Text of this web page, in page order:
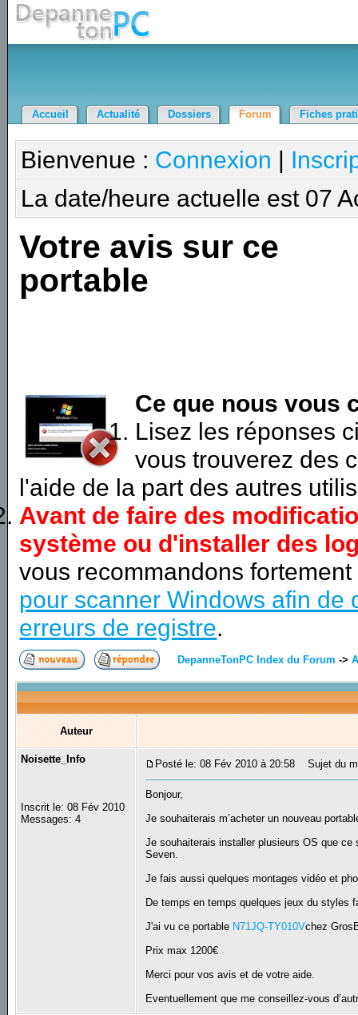
Accueil Actualité Dossiers Forum Fiches
Bienvenue : Connexion |
La date/heure actuelle est 07
Votre avis sur ce
portable
Ce que nous vous
Lisez les réponses
vous trouverez des
l'aide de la part des autres
Avant de faire des
système ou d'installer des
vous recommandons
pour scanner Windows afin de
erreurs de registre.
DepanneTonPC Index du Forum ->
Auteur
Noisette_Info
Inscrit le: 08 Fév 2010
Messages: 4
Posté le: 08 Fév 2010 à 20:58 Sujet du
Bonjour,
Je souhaiterais m’acheter un nouveau
Je souhaiterais installer plusieurs OS que ce
Seven.
Je fais aussi quelques montages vidéo et
De temps en temps quelques jeux du styles
J'ai vu ce portable N71JQ-TY010Vchez
Prix max 1200€
Merci pour vos avis et de votre aide.
Eventuellement que me conseillez-vous